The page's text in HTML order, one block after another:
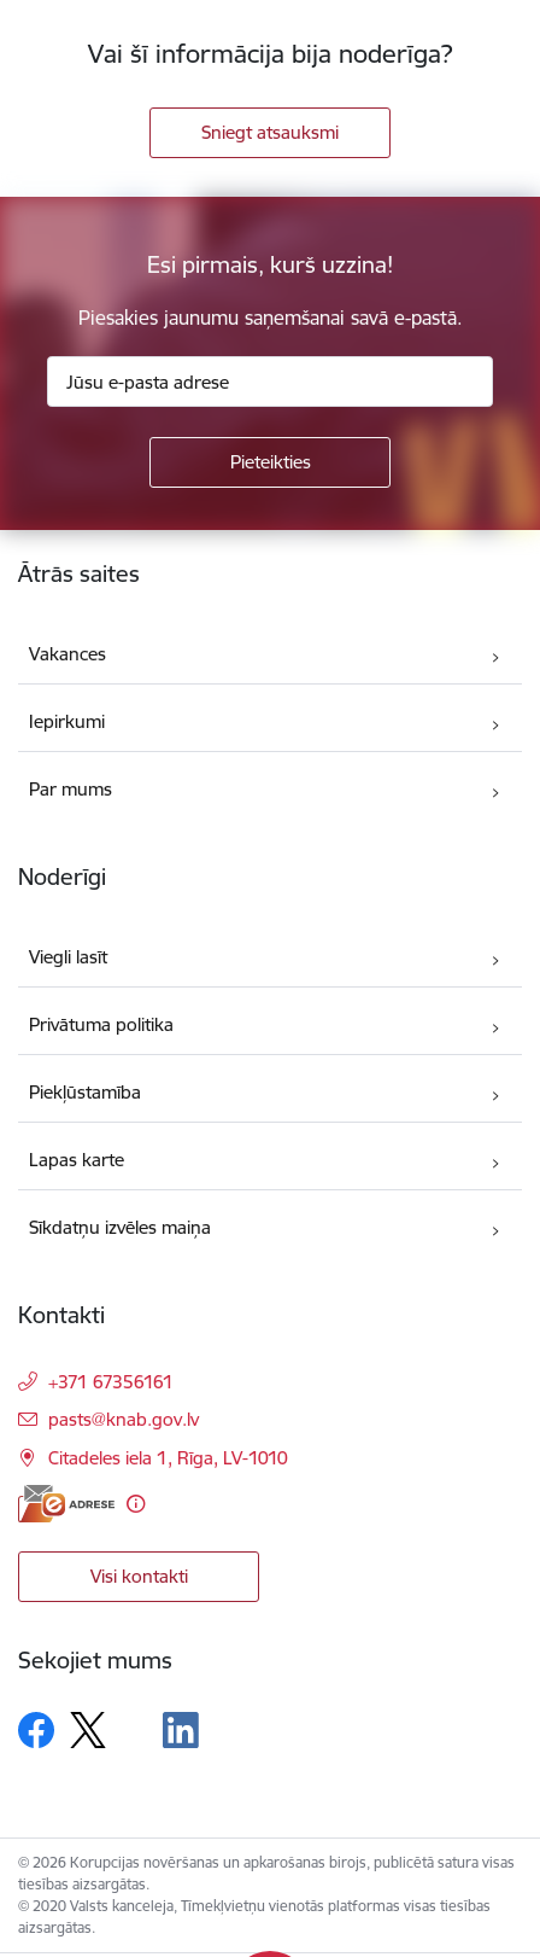
Vai šī informācija bija noderīga?
Sniegt atsauksmi
Esi pirmais, kurš uzzina!
Piesakies jaunumu saņemšanai savā e-pastā.
Kājene
Ātrās saites
Vakances
Iepirkumi
Par mums
Noderīgi
Viegli lasīt
Privātuma politika
Piekļūstamība
Lapas karte
Sīkdatņu izvēles maiņa
Kontakti
+371 67356161
E-pasts:
pasts@knab.gov.lv
Citadeles iela 1, Rīga, LV-1010
Visi kontakti
Sekojiet mums
© 2026 Korupcijas novēršanas un apkarošanas birojs, publicētā satura visas
tiesības aizsargātas.
© 2020 Valsts kanceleja, Tīmekļvietņu vienotās platformas visas tiesības
aizsargātas.